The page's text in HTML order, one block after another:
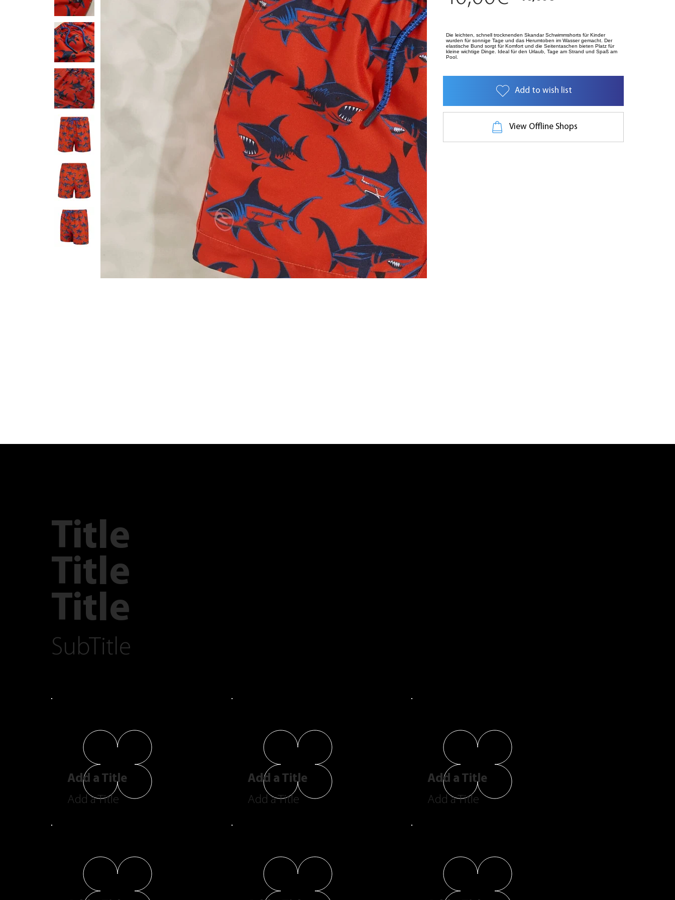
Die leichten, schnell trocknenden Skandar Schwimmshorts für Kinder
wurden für sonnige Tage und das Herumtoben im Wasser gemacht. Der
elastische Bund sorgt für Komfort und die Seitentaschen bieten Platz für
kleine wichtige Dinge. Ideal für den Urlaub, Tage am Strand und Spaß am
Pool.
Add to wish list
View Offline Shops
Title
Title
Title
SubTitle
Add a Title
Add a Title
Add a Title
Add a Title
Add a Title
Add a Title